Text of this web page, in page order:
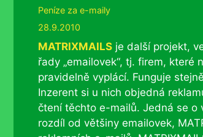
Rubriky
Peníze za e-maily
28.9.2010
MATRIXMAILS je další projekt,
řady „emailovek“, tj. firem,
pravidelně vyplácí. Funguje
Inzerent si u nich objedná
čtení těchto e-mailů. Jedná se o
rozdíl od většiny emailovek,